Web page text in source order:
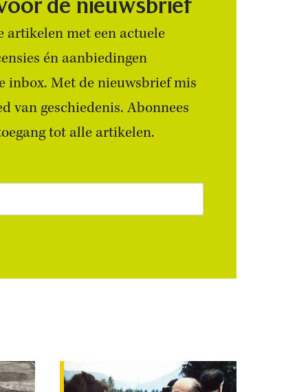
artikelen met een actuele
én aanbiedingen
inbox. Met de nieuwsbrief mis
van geschiedenis. Abonnees
tot alle artikelen.